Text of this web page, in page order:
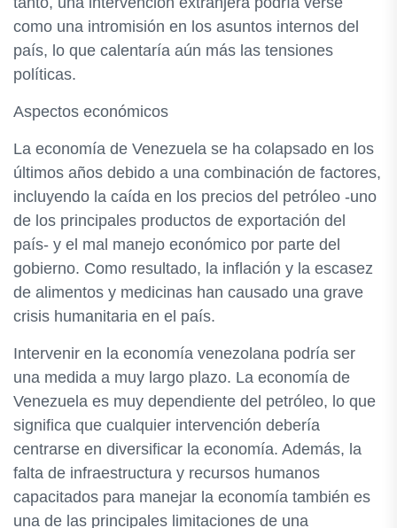
como una intromisión en los asuntos internos del
país, lo que calentaría aún más las tensiones
políticas.
Aspectos económicos
La economía de Venezuela se ha colapsado en los
últimos años debido a una combinación de factores,
incluyendo la caída en los precios del petróleo -uno
de los principales productos de exportación del
país- y el mal manejo económico por parte del
gobierno. Como resultado, la inflación y la escasez
de alimentos y medicinas han causado una grave
crisis humanitaria en el país.
Intervenir en la economía venezolana podría ser
una medida a muy largo plazo. La economía de
Venezuela es muy dependiente del petróleo, lo que
significa que cualquier intervención debería
centrarse en diversificar la economía. Además, la
falta de infraestructura y recursos humanos
capacitados para manejar la economía también es
una de las principales limitaciones de una